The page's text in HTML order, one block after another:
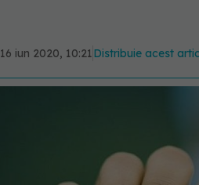
iun 2020, 10:21Distribuie acest